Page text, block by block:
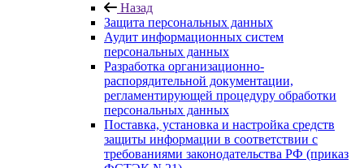
Назад
Защита персональных данных
Аудит информационных систем
персональных данных
Разработка организационно-
распорядительной документации,
регламентирующей процедуру обработки
персональных данных
Поставка, установка и настройка средств
защиты информации в соответствии с
требованиями законодательства РФ (приказ